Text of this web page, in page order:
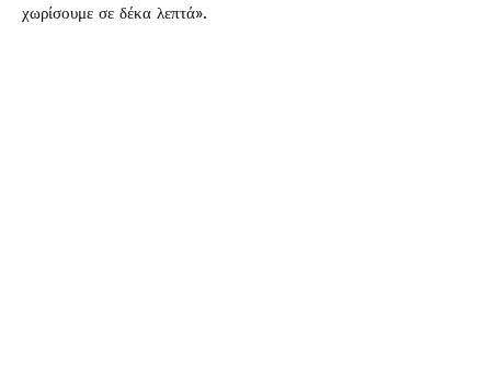
χωρίσουμε σε δέκα λεπτά».